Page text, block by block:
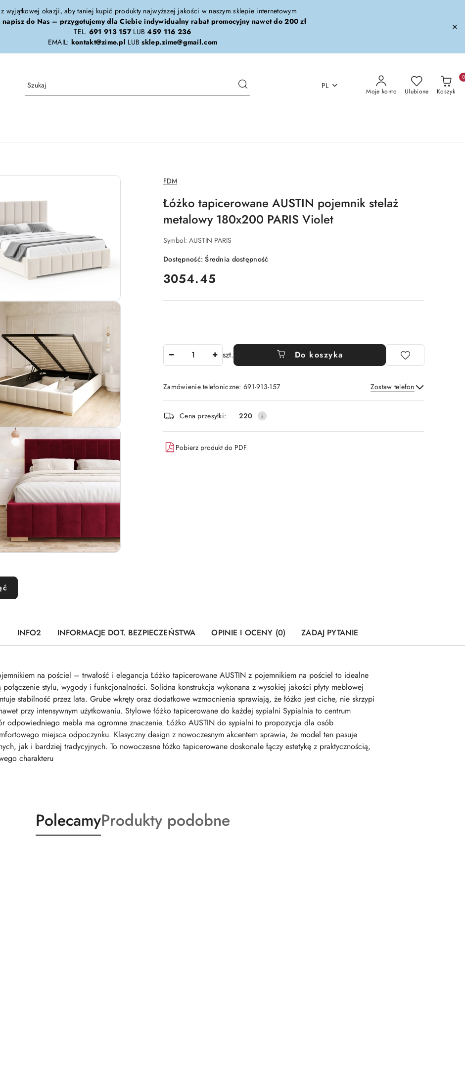
wyjątkowej okazji, aby taniej kupić produkty najwyższej jakości w naszym sklepie internetowym
do Nas – przygotujemy dla Ciebie indywidualny rabat promocyjny nawet do 200 zł
TEL. 691 913 157LUB459 116 236
EMAIL: kontakt@zime.pl LUBsklep.zime@gmail.com
PL
Moje konto Ulubione Koszyk
0
NAZWA
PRODUCENTA:
FDM
Łóżko tapicerowane AUSTIN pojemnik stelaż
metalowy 180x200 PARIS Violet
Symbol: AUSTIN PARIS
Dostępność:Średnia dostępność
cena:
3054.45
szt. Do koszyka
Zamówienie telefoniczne: 691-913-157 Zostaw telefon
Wyślij
Dostępność
i
dostawa
Cena przesyłki: 220
Pobierz produkt do PDF
INFO2 INFORMACJE DOT. BEZPIECZEŃSTWA OPINIE I OCENY (0) ZADAJ PYTANIE
na pościel – trwałość i elegancja Łóżko tapicerowane AUSTIN z pojemnikiem na pościel to idealne
stylu, wygody i funkcjonalności. Solidna konstrukcja wykonana z wysokiej jakości płyty meblowej
stabilność przez lata. Grube wkręty oraz dodatkowe wzmocnienia sprawiają, że łóżko jest ciche, nie skrzypi
przy intensywnym użytkowaniu. Stylowe łóżko tapicerowane do każdej sypialni Sypialnia to centrum
odpowiedniego mebla ma ogromne znaczenie. Łóżko AUSTIN do sypialni to propozycja dla osób
miejsca odpoczynku. Klasyczny design z nowoczesnym akcentem sprawia, że model ten pasuje
jak i bardziej tradycyjnych. To nowoczesne łóżko tapicerowane doskonale łączy estetykę z praktycznością,
charakteru
Produkty
o
PolecamyProdukty
o
Produkty podobne